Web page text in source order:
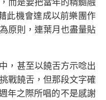
此機會達成以前樂團作
原則，連葉月也盡量貼
，甚至以饒舌方示唸出
戰饒舌，但那段文字確
年之際所唱的不是感謝